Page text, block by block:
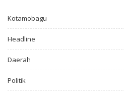
Kotamobagu
Headline
Daerah
Politik